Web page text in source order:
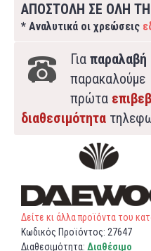
ΑΠΟΣΤΟΛΗ ΣΕ ΟΛΗ
* Αναλυτικά οι χρεώσεις
Για παραλαβή
παρακαλούμε
πρώτα
διαθεσιμότητα
Δείτε κι άλλα προϊόντα του
Κωδικός Προϊόντος: 27647
Διαθεσιμότητα: Διαθέσιμο